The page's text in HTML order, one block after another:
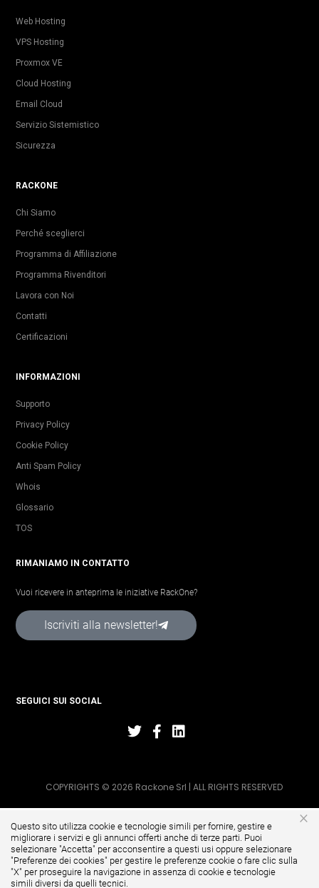
Web Hosting
VPS Hosting
Proxmox VE
Cloud Hosting
Email Cloud
Servizio Sistemistico
Sicurezza
RACKONE
Chi Siamo
Perché sceglierci
Programma di Affiliazione
Programma Rivenditori
Lavora con Noi
Contatti
Certificazioni
INFORMAZIONI
Supporto
Privacy Policy
Cookie Policy
Anti Spam Policy
Whois
Glossario
TOS
RIMANIAMO IN CONTATTO
Vuoi ricevere in anteprima le iniziative RackOne?
Iscriviti alla newsletter!
SEGUICI SUI SOCIAL
COPYRIGHTS © 2026 Rackone Srl | ALL RIGHTS RESERVED
×
Questo sito utilizza cookie e tecnologie simili per fornire, gestire e
migliorare i servizi e gli annunci offerti anche di terze parti. Puoi
selezionare "Accetta" per acconsentire a questi usi oppure selezionare
"Preferenze dei cookies" per gestire le preferenze cookie o fare clic sulla
"X" per proseguire la navigazione in assenza di cookie e tecnologie
simili diversi da quelli tecnici.